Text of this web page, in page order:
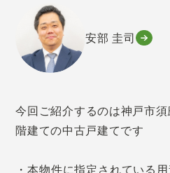
安部 圭司
今回ご紹介するのは神戸市
階建ての中古戸建てです
・本物件に指定されている